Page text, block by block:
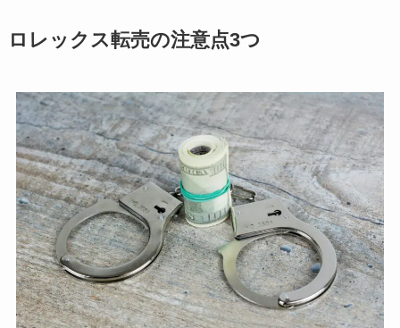
ロレックス転売の注意点3つ